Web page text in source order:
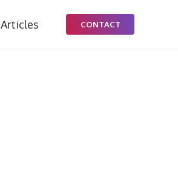
Articles CONTACT